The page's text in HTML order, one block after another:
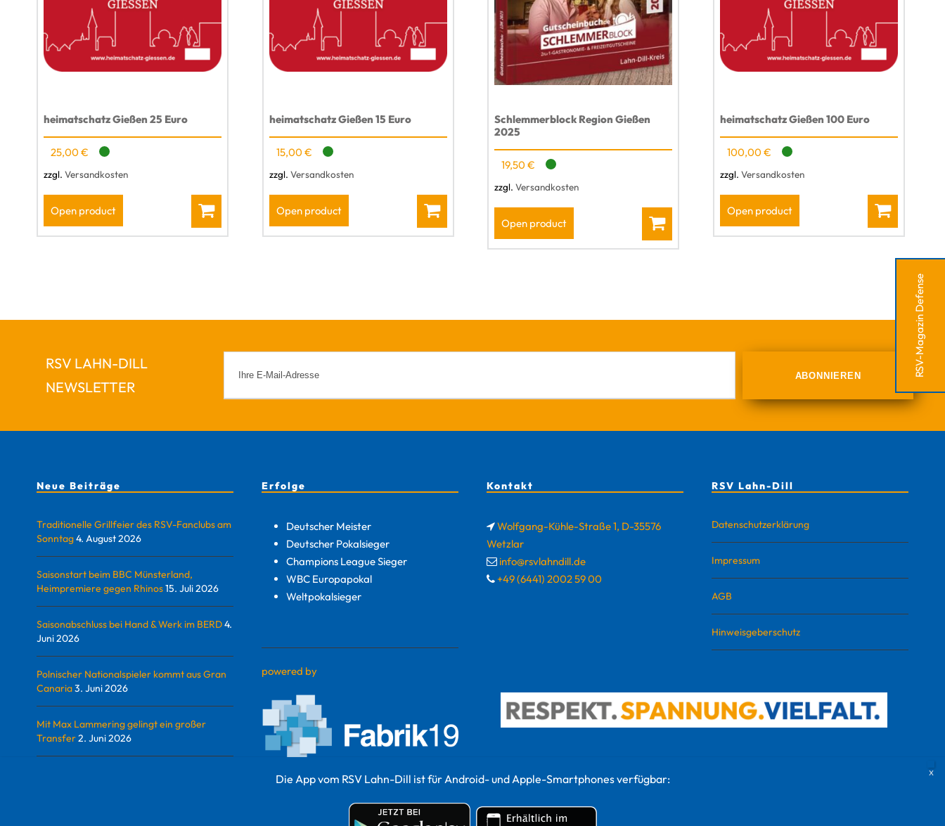
heimatschatz Gießen 25 Euro
25,00€
zzgl. Versandkosten
Open product
heimatschatz Gießen 15 Euro
15,00€
zzgl. Versandkosten
Open product
Schlemmerblock Region Gießen
2025
19,50€
zzgl.Versandkosten
Open product
heimatschatz Gießen 100 Euro
100,00€
zzgl. Versandkosten
Open product
RSV LAHN-DILL
NEWSLETTER
Neue Beiträge
Traditionelle Grillfeier des RSV-Fanclubs am
Sonntag4. August 2026
Saisonstart beim BBC Münsterland,
Heimpremiere gegen Rhinos15. Juli 2026
Saisonabschluss bei Hand & Werk im BERD4.
Juni 2026
Polnischer Nationalspieler kommt aus Gran
Canaria3. Juni 2026
Mit Max Lammering gelingt ein großer
Transfer2. Juni 2026
Erfolge
Deutscher Meister
Deutscher Pokalsieger
Champions League Sieger
WBC Europapokal
Weltpokalsieger
powered by
Kontakt
Wolfgang-Kühle-Straße 1, D-35576
Wetzlar
info@rsvlahndill.de
+49 (6441) 2002 59 00
RSV Lahn-Dill
Datenschutzerklärung
Impressum
AGB
Hinweisgeberschutz
RSV-Magazin Defense
Die App vom RSV Lahn-Dill ist für Android- und Apple-Smartphones verfügbar: